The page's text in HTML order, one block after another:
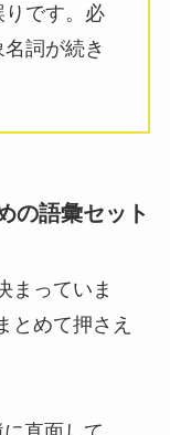
りです。必
詞が続き
の語彙セット
まっていま
とめて押さえ